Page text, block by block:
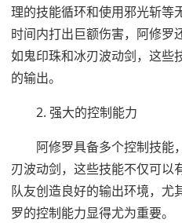
理的技能循环和使用邪光斩等
时间内打出巨额伤害，阿修罗
如鬼印珠和冰刃波动剑，这些
的输出。
2. 强大的控制能力
阿修罗具备多个控制技能
刃波动剑，这些技能不仅可以
队友创造良好的输出环境，尤
罗的控制能力显得尤为重要。